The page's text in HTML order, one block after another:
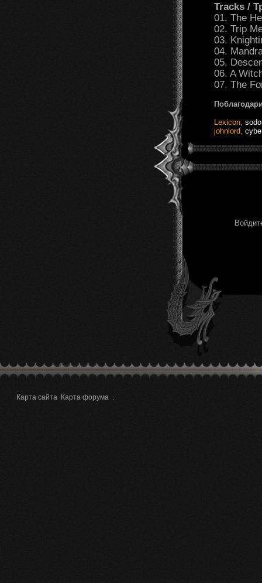
Tracks /
01. The
02. Trip
03.
04.
05.
06. A
07. The
Lexicon
johnlord
Карта сайта Карта форума